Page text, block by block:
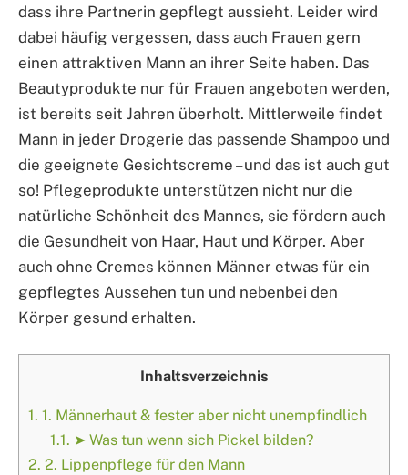
dass ihre Partnerin gepflegt aussieht. Leider wird
dabei häufig vergessen, dass auch Frauen gern
einen attraktiven Mann an ihrer Seite haben. Das
Beautyprodukte nur für Frauen angeboten werden,
ist bereits seit Jahren überholt. Mittlerweile findet
Mann in jeder Drogerie das passende Shampoo und
die geeignete Gesichtscreme – und das ist auch gut
so! Pflegeprodukte unterstützen nicht nur die
natürliche Schönheit des Mannes, sie fördern auch
die Gesundheit von Haar, Haut und Körper. Aber
auch ohne Cremes können Männer etwas für ein
gepflegtes Aussehen tun und nebenbei den
Körper gesund erhalten.
Inhaltsverzeichnis
1. 1. Männerhaut & fester aber nicht unempfindlich
1.1. ➤ Was tun wenn sich Pickel bilden?
2. 2. Lippenpflege für den Mann